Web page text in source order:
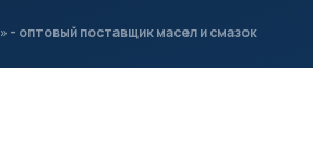
оптовый поставщик масел и смазок